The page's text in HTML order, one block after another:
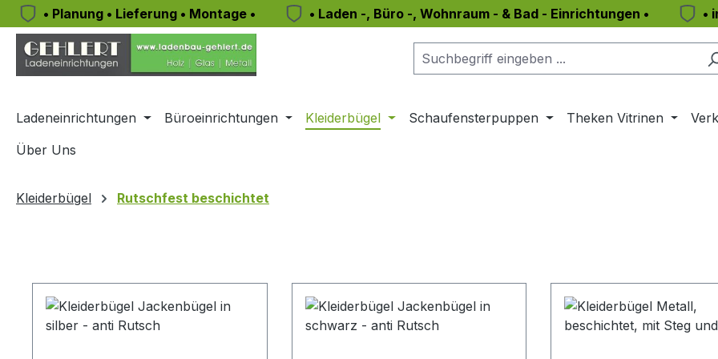
Hauptinhalt springen
Zur Suche springen
Zur Hauptnavigation springen
• Planung • Lieferung • Montage • • Laden -, Büro -, Wohnraum - & Bad - Einrichtungen • •
Ladeneinrichtungen Büroeinrichtungen Kleiderbügel Schaufensterpuppen Theken Vitrinen
Über Uns
Kleiderbügel Rutschfest beschichtet